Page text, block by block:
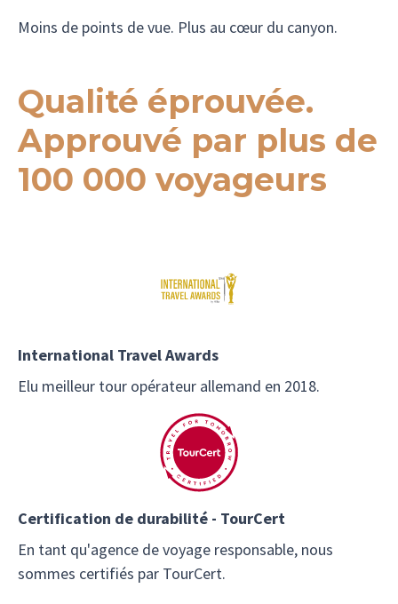
Moins de points de vue. Plus au cœur du canyon.
Qualité éprouvée.
Approuvé par plus de
100 000 voyageurs
International Travel Awards
Elu meilleur tour opérateur allemand en 2018.
Certification de durabilité - TourCert
En tant qu'agence de voyage responsable, nous
sommes certifiés par TourCert.